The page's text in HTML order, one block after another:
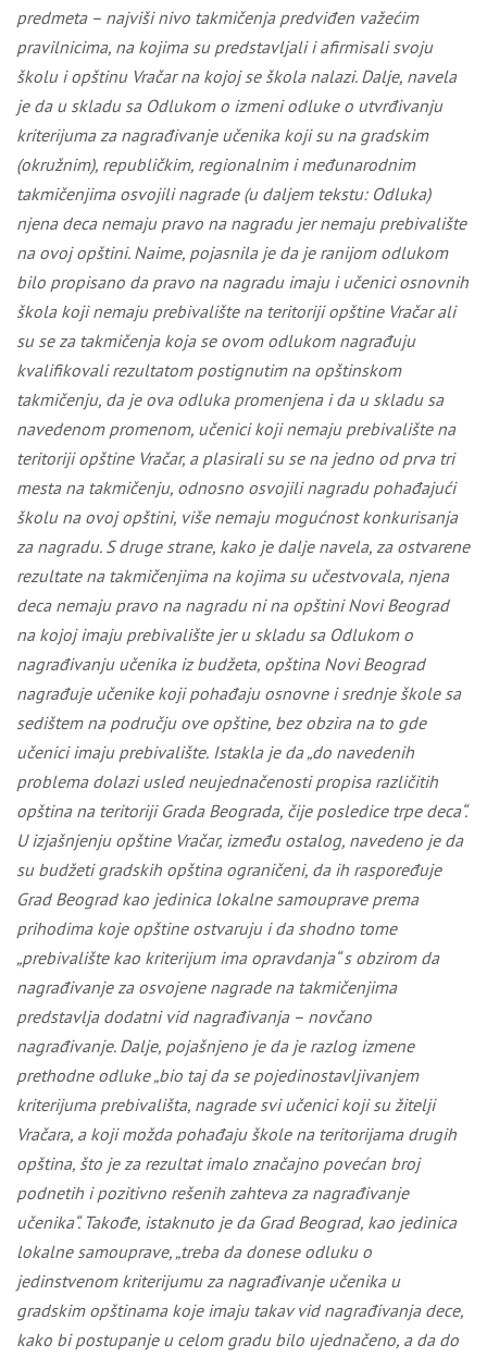
predmeta – najviši nivo takmičenja predviđen važećim
pravilnicima, na kojima su predstavljali i afirmisali svoju
školu i opštinu Vračar na kojoj se škola nalazi. Dalje, navela
je da u skladu sa Odlukom o izmeni odluke o utvrđivanju
kriterijuma za nagrađivanje učenika koji su na gradskim
(okružnim), republičkim, regionalnim i međunarodnim
takmičenjima osvojili nagrade (u daljem tekstu: Odluka)
njena deca nemaju pravo na nagradu jer nemaju prebivalište
na ovoj opštini. Naime, pojasnila je da je ranijom odlukom
bilo propisano da pravo na nagradu imaju i učenici osnovnih
škola koji nemaju prebivalište na teritoriji opštine Vračar ali
su se za takmičenja koja se ovom odlukom nagrađuju
kvalifikovali rezultatom postignutim na opštinskom
takmičenju, da je ova odluka promenjena i da u skladu sa
navedenom promenom, učenici koji nemaju prebivalište na
teritoriji opštine Vračar, a plasirali su se na jedno od prva tri
mesta na takmičenju, odnosno osvojili nagradu pohađajući
školu na ovoj opštini, više nemaju mogućnost konkurisanja
za nagradu. S druge strane, kako je dalje navela, za ostvarene
rezultate na takmičenjima na kojima su učestvovala, njena
deca nemaju pravo na nagradu ni na opštini Novi Beograd
na kojoj imaju prebivalište jer u skladu sa Odlukom o
nagrađivanju učenika iz budžeta, opština Novi Beograd
nagrađuje učenike koji pohađaju osnovne i srednje škole sa
sedištem na području ove opštine, bez obzira na to gde
učenici imaju prebivalište. Istakla je da „do navedenih
problema dolazi usled neujednačenosti propisa različitih
opština na teritoriji Grada Beograda, čije posledice trpe deca“.
U izjašnjenju opštine Vračar, između ostalog, navedeno je da
su budžeti gradskih opština ograničeni, da ih raspoređuje
Grad Beograd kao jedinica lokalne samouprave prema
prihodima koje opštine ostvaruju i da shodno tome
„prebivalište kao kriterijum ima opravdanja“ s obzirom da
nagrađivanje za osvojene nagrade na takmičenjima
predstavlja dodatni vid nagrađivanja – novčano
nagrađivanje. Dalje, pojašnjeno je da je razlog izmene
prethodne odluke „bio taj da se pojedinostavljivanjem
kriterijuma prebivališta, nagrade svi učenici koji su žitelji
Vračara, a koji možda pohađaju škole na teritorijama drugih
opština, što je za rezultat imalo značajno povećan broj
podnetih i pozitivno rešenih zahteva za nagrađivanje
učenika“. Takođe, istaknuto je da Grad Beograd, kao jedinica
lokalne samouprave, „treba da donese odluku o
jedinstvenom kriterijumu za nagrađivanje učenika u
gradskim opštinama koje imaju takav vid nagrađivanja dece,
kako bi postupanje u celom gradu bilo ujednačeno, a da do